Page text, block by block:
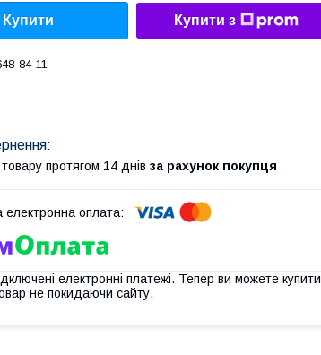
Купити Купити з
84-11
протягом 14 днів за рахунок покупця
електронні платежі. Тепер ви можете купити
не покидаючи сайту.